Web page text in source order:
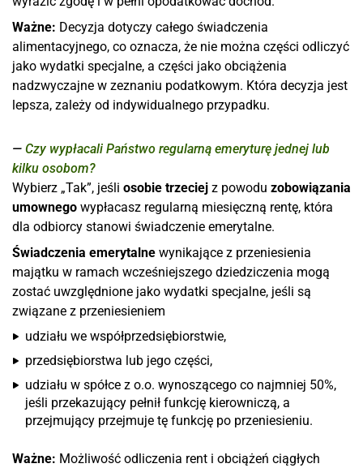
Ważne: Decyzja dotyczy całego świadczenia
alimentacyjnego, co oznacza, że nie można części odliczyć
jako wydatki specjalne, a części jako obciążenia
nadzwyczajne w zeznaniu podatkowym. Która decyzja jest
lepsza, zależy od indywidualnego przypadku.
Czy wypłacali Państwo regularną emeryturę jednej lub
kilku osobom?
Wybierz „Tak”, jeśli osobie trzeciej z powodu zobowiązania
umownego wypłacasz regularną miesięczną rentę, która
dla odbiorcy stanowi świadczenie emerytalne.
Świadczenia emerytalne wynikające z przeniesienia
majątku w ramach wcześniejszego dziedziczenia mogą
zostać uwzględnione jako wydatki specjalne, jeśli są
związane z przeniesieniem
udziału we współprzedsiębiorstwie,
przedsiębiorstwa lub jego części,
udziału w spółce z o.o. wynoszącego co najmniej 50%,
jeśli przekazujący pełnił funkcję kierowniczą, a
przejmujący przejmuje tę funkcję po przeniesieniu.
Ważne: Możliwość odliczenia rent i obciążeń ciągłych